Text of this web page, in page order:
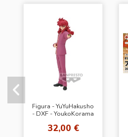
Figura - YuYuHakusho
- DXF - YoukoKorama
32,00 €